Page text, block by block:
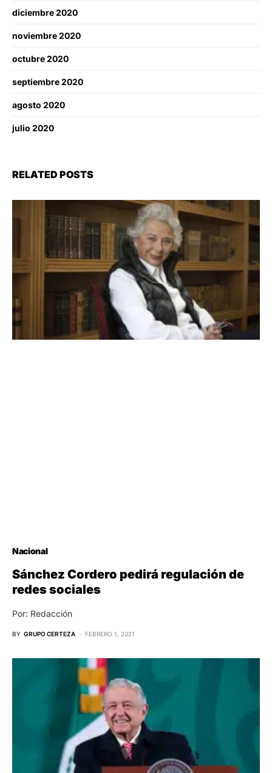
diciembre 2020
noviembre 2020
octubre 2020
septiembre 2020
agosto 2020
julio 2020
RELATED POSTS
Nacional
Sánchez Cordero pedirá regulación de
redes sociales
Por: Redacción
BY GRUPO CERTEZA FEBRERO 1, 2021